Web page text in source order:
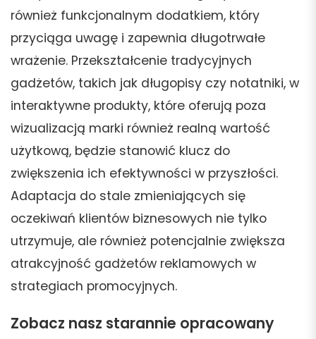
również funkcjonalnym dodatkiem, który
przyciąga uwagę i zapewnia długotrwałe
wrażenie. Przekształcenie tradycyjnych
gadżetów, takich jak długopisy czy notatniki, w
interaktywne produkty, które oferują poza
wizualizacją marki również realną wartość
użytkową, będzie stanowić klucz do
zwiększenia ich efektywności w przyszłości.
Adaptacja do stale zmieniających się
oczekiwań klientów biznesowych nie tylko
utrzymuje, ale również potencjalnie zwiększa
atrakcyjność gadżetów reklamowych w
strategiach promocyjnych.
Zobacz nasz starannie opracowany